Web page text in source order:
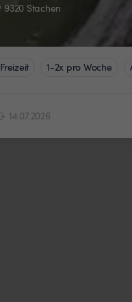
9320 Stachen
Freizeit 1-2x pro Woche
14.07.2026